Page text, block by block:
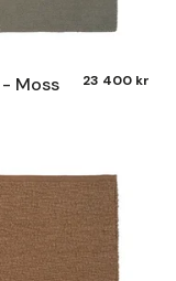
Moss 23 400 kr